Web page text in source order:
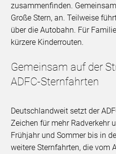
zusammenfinden.
Große Stern, an. Teilweise
über die Autobahn. Für
kürzere Kinderrouten.
Gemeinsam auf der
ADFC-Sternfahrten
Deutschlandweit setzt der
Zeichen für mehr Radverkehr
Frühjahr und Sommer bis in
weitere Sternfahrten, die vom